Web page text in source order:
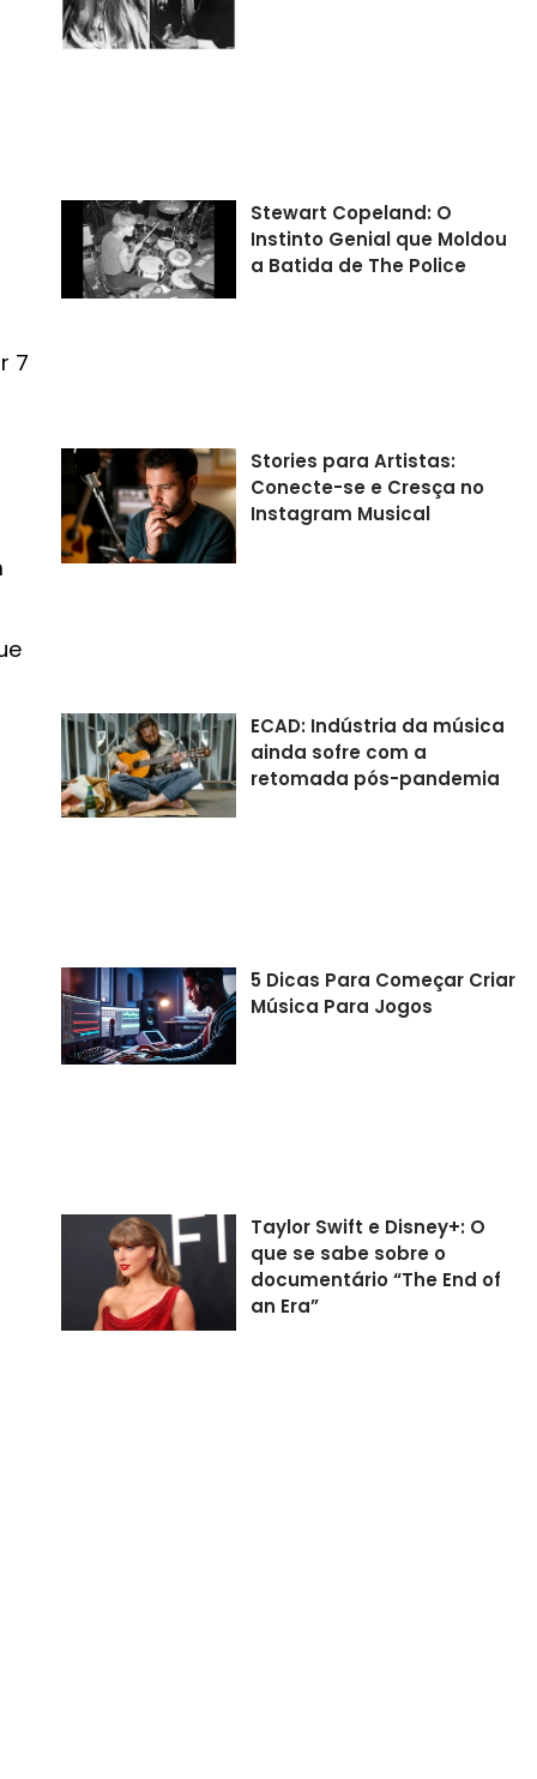
7
Stewart Copeland: O
Instinto Genial que Moldou
a Batida de The Police
Stories para Artistas:
Conecte-se e Cresça no
Instagram Musical
ECAD: Indústria da música
ainda sofre com a
retomada pós-pandemia
5 Dicas Para Começar Criar
Música Para Jogos
Taylor Swift e Disney+: O
que se sabe sobre o
documentário “The End of
an Era”